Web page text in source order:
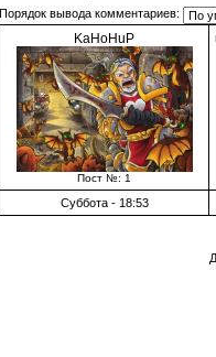
Порядок вывода комментариев:
KaHoHuP
Пост №: 1
Суббота - 18:53